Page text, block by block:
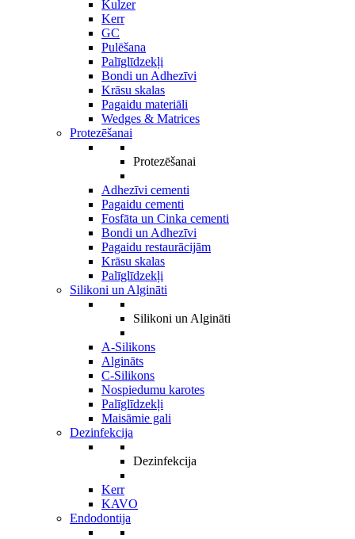
Kulzer
Kerr
GC
Pulēšana
Palīglīdzekļi
Bondi un Adhezīvi
Krāsu skalas
Pagaidu materiāli
Wedges & Matrices
Protezēšanai
Protezēšanai
Adhezīvi cementi
Pagaidu cementi
Fosfāta un Cinka cementi
Bondi un Adhezīvi
Pagaidu restaurācijām
Krāsu skalas
Palīglīdzekļi
Silikoni un Algināti
Silikoni un Algināti
A-Silikons
Algināts
C-Silikons
Nospiedumu karotes
Palīglīdzekļi
Maisāmie gali
Dezinfekcija
Dezinfekcija
Kerr
KAVO
Endodontija